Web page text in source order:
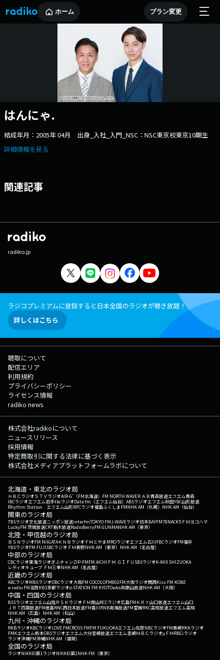
ホーム プラン変更
はんにゃ.
結成年月：2005年 04月 出身_入社_入門_NSC：NSC東京校東京10期生
詳細情報を見る
関連記事
radiko.jp
ラジコプレミアムに登録すると日本全国のラジオが聴き放題！
詳しくはこちら
聴取について
配信エリア
利用規約
プライバシーポリシー
ライセンス情報
radiko news
株式会社radikoについて
ニュースリリース
採用情報
特定商取引に関する法律に基づく表示
株式会社メディアプラットフォームラボについて
北海道・東北のラジオ局
ＨＢＣラジオＳＴＶラジオAIR-G'（FM北海道） FM NORTH WAVEＲＡＢ青森放送エフエム青森
IBCラジオエフエム岩手tbcラジオDate fm（エフエム仙台） ABSラジオエフエム秋田YBC山形放送
Rhythm Station エフエム山形RFCラジオ福島ふくしまFMNHK AM（札幌） NHK AM（仙台）
関東のラジオ局
TBSラジオ文化放送ニッポン放送interfmTOKYO FMJ-WAVEラジオ日本BAYFM78NACK5 ＦＭヨコハマ
LuckyFM 茨城放送CRT栃木放送RadioBerryFM GUNMANHK AM（東京）
北陸・甲信越のラジオ局
ＢＳＮラジオFM NIIGATAＫＮＢラジオ ＦＭとやまMROラジオエフエム石川FBCラジオFM福井
YBSラジオFM FUJISBCラジオ ＦＭ長野NHK AM（東京） NHK AM（名古屋）
中部のラジオ局
CBCラジオ東海ラジオぎふチャンZIP-FMFM AICHI ＦＭ ＧＩＦＵ SBSラジオK-MIX SHIZUOKA
レディオキューブ ＦＭ三重NHK AM（名古屋）
近畿のラジオ局
ABCラジオMBSラジオOBCラジオ大阪FM COCOLOFM802FM大阪ラジオ関西Kiss FM KOBE
e-radio FM滋賀KBS京都ラジオα-STATION FM KYOTOwbs和歌山放送NHK AM（大阪）
中国・四国のラジオ局
BSSラジオエフエム山陰ＲＳＫラジオ ＦＭ岡山RCCラジオ広島FM ＫＲＹ山口放送エフエム山口
ＪＲＴ四国放送FM徳島RNC西日本放送FM香川RNB南海放送FM愛媛RKC高知放送エフエム高知
NHK AM（広島） NHK AM（松山）
九州・沖縄のラジオ局
RKBラジオKBCラジオLOVE FMCROSS FMFM FUKUOKAエフエム佐賀NBCラジオFM長崎RKKラジオ
FMKエフエム熊本OBSラジオエフエム大分宮崎放送エフエム宮崎ＭＢＣラジオμＦＭRBCiラジオ
ラジオ沖縄FM沖縄NHK AM（福岡）
全国のラジオ局
ラジオNIKKEI第1ラジオNIKKEI第2NHK FM（東京）